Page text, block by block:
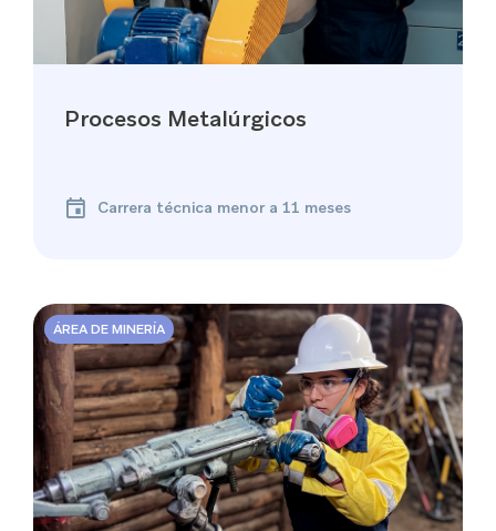
Procesos Metalúrgicos
Carrera técnica menor a 11 meses
ÁREA DE MINERÍA